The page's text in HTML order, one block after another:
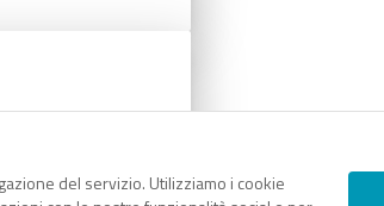
del servizio. Utilizziamo i cookie